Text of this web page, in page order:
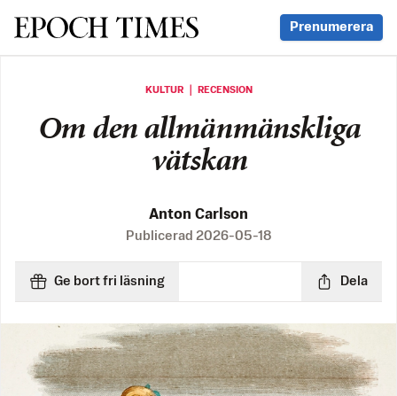
Svenska Epoch Times Prenumerera
KULTUR ｜ RECENSION
Om den allmänmänskliga
vätskan
Anton Carlson
Publicerad 2026-05-18
Ge bort fri läsning Dela